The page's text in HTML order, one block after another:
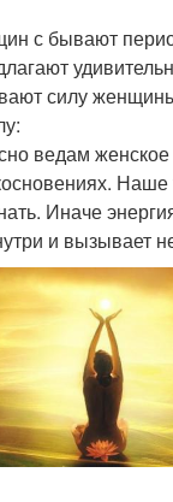
с бывают
силу
ведам женское
Иначе
и вызывает